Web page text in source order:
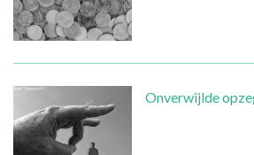
Onverwijlde